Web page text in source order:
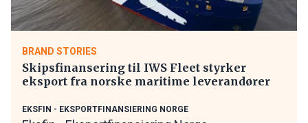
BRAND STORIES
Skipsfinansering til IWS Fleet styrker
eksport fra norske maritime leverandører
EKSFIN - EKSPORTFINANSIERING NORGE